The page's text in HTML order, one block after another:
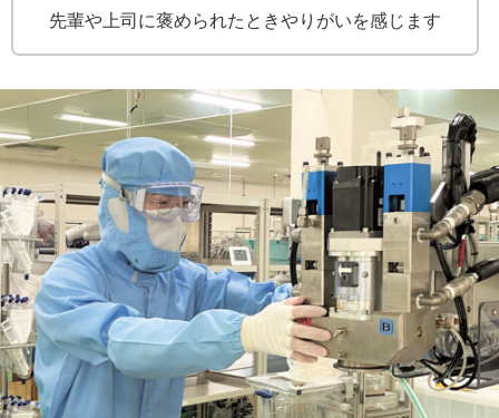
先輩や上司に褒められたときやりがいを感じます